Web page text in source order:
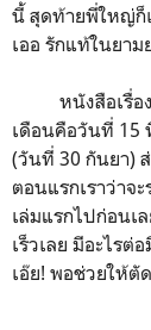
นี้ สุดท้ายพี่ใหญ่ก็
เออ รักแท้ในยาม
หนังสือเรื่องนี้
เดือนคือวันที่ 15
(วันที่ 30 กันยา)
ตอนแรกเราว่าจ
เล่มแรกไปก่อนเ
เร็วเลย มีอะไรต่
เอ๊ย! พอช่วยให้ตั